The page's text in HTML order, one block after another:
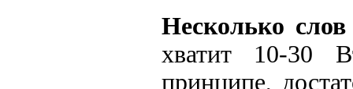
Несколько
хватит 10-30
принципе,